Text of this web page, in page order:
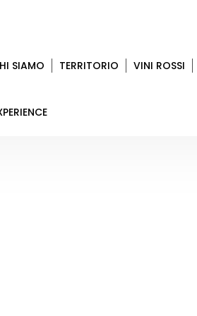
SIAMO TERRITORIO VINI ROSSI